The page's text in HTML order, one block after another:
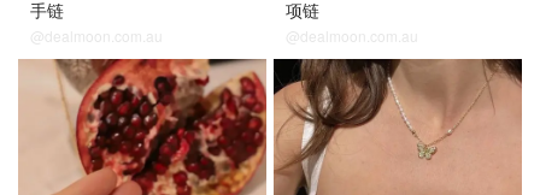
手链
@dealmoon.com.au
项链
@dealmoon.com.au